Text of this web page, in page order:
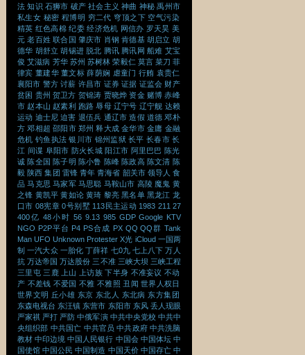
法 知识 石狮市 破产 社会主义 神曲 神秘 禹州市
私生女 秘密 程博明 穷二代 穹顶之下 空气污染
精英 红色高棉 纪委 经济危机 网信办 罗天昊 美
元 老百姓 联合国 肇庆市 肖钢 肯德基 胡启立 胡
德华 胡舒立 胡锡进 脱北 腾讯 腾讯网 船难 艾宝
俊 艾滋病 芳华 苏州 苏树林 荣毅仁 莫言 菜刀 菲
律宾 董建华 董文标 薛荫娴 虐童门 行贿 袁贵仁
襄阳市 警方 讨薪 许昌市 证券 证据 证监会 财产
贫困 贵州 贺卫方 贺锦涛 贾晓烨 资金 赌博 赤峰
市 赵本山 赵素利 跑路 辱母 辽宁号 辽宁舰 达赖
运动 迪士尼 迫害 退伍兵 通辽市 造假 道德 邓朴
方 邓相超 邵阳市 郑州 释大成 金华市 金庸 金融
危机 钓鱼执法 银川市 锦州监狱 长平 长春市 长
江 间谍 阜阳市 防火长城 阳江市 阿里巴巴 陈光
诚 陈全国 陈子明 陈小鲁 陈峰 陈政高 陈文清 陈
毅 陕西 集团 雷锋 青年 青海省 韶关市 领导人 食
品 马克思 马家军 马思聪 马鞍山市 高陵 魔鬼 黄
之锋 黄凯平 黄如论 黄琦 黎亮 黑名单 黑龙江 龙
口市 08宪章 0号别墅 113民主运动 1983 211 27
400亿 48小时 56 9.13 985 GDP Google KTV
NGO P2P平台 P4 PS合成 PX QQ QQ群 Tank
Man UFO Unknown Protester X光 iCloud 一国两
制 一汽大众 一胎化 丁薛祥 七0九 七上八下 万人
抗 万达帝国 万达股份 三不准 三峡大坝 三峡工程
三里屯 三鹿 上山 上访族 下半身 不准妄议 不动
产 不差钱 不爱国 不雅 不雅照 丑闻 世界人权日
世界文明 丘小雄 东京 东北人 东北病 东方集团
东森电视台 东汪镇 东营市 东阳市 东风 丢人现眼
严家祺 严打 严防 中俄军演 中共中央党校 中共中
央组织部 中共国亡 中共官员 中共政府 中共洗脑
教材 中印边境 中国人民银行 中国会 中国体坛 中
国使馆 中国公民 中国制造 中国天价 中国存亡 中